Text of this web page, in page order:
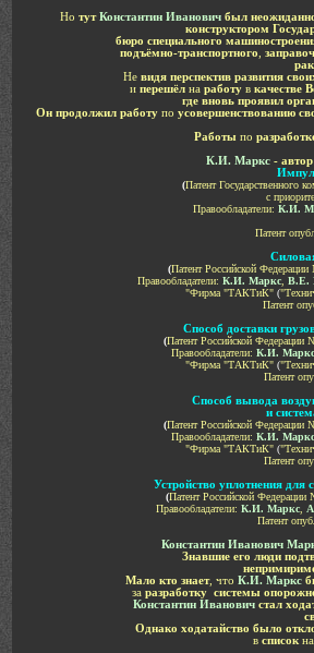
Но тутКонстантин Иванович был
конструктором
бюро специального
подъёмно-транспортного
Не видя перспектив развития
и перешёл на работу в качестве
где вновь проявил
Он продолжил работу по усовершенствованию
Работыпо
К.И. Маркс -
(Патент Государственного
с
Правообладатели: К.И.
Патент
(Патент Российской
Правообладатели: К.И. Маркс В.Е.
"Фирма "ТАКТиК" (
Патент
Способ доставки
(Патент Российской Федерации
Правообладатели: К.И. Маркс
"Фирма "ТАКТиК" (
Патент
Способ вывода
и
(Патент Российской Федерации
Правообладатели: К.И. Маркс
"Фирма "ТАКТиК" (
Патент
Устройство уплотнения для
(Патент Российской
Правообладатели: К.И. Маркс
Патент
Константин Иванович
Знавшие его люди
Мало кто знает, что К.И. Маркс
за разработку системы
Константин Иванович стал
Однако ходатайство было
в список на